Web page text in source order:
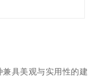
具美观与实用性的建